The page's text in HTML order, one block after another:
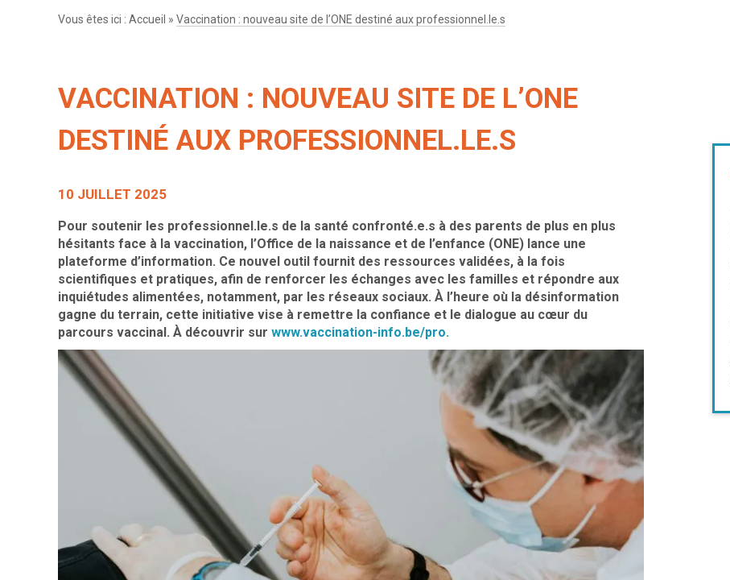
Vous êtes ici : Accueil » Vaccination : nouveau site de l’ONE destiné aux professionnel.le.s
VACCINATION : NOUVEAU SITE DE L’ONE
DESTINÉ AUX PROFESSIONNEL.LE.S
10 JUILLET 2025
Pour soutenir les professionnel.le.s de la santé confronté.e.s à des parents de plus en plus
hésitants face à la vaccination, l’Office de la naissance et de l’enfance (ONE) lance une
plateforme d’information. Ce nouvel outil fournit des ressources validées, à la fois
scientifiques et pratiques, afin de renforcer les échanges avec les familles et répondre aux
inquiétudes alimentées, notamment, par les réseaux sociaux. À l’heure où la désinformation
gagne du terrain, cette initiative vise à remettre la confiance et le dialogue au cœur du
parcours vaccinal. À découvrir sur www.vaccination-info.be/pro.